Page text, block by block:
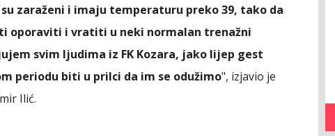
zaraženi i imaju temperaturu preko 39, tako da
oporaviti i vratiti u neki normalan trenažni
svim ljudima iz FK Kozara, jako lijep gest
periodu biti u prilci da im se odužimo", izjavio je
Ilić.